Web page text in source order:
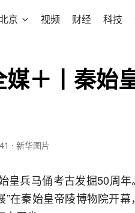
京 视频 财经 科技
媒＋丨秦始
· 新华图片
皇兵马俑考古发掘50周
”在秦始皇帝陵博物院开